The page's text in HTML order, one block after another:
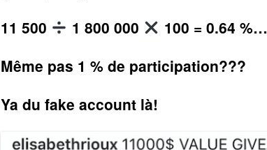
11 500
1 800 000
100 = 0.64 %…
Même pas 1 % de participation???
Ya du fake account là!